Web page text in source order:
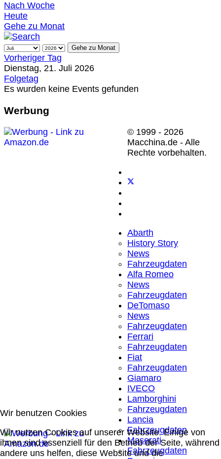
Nach Woche
Heute
Gehe zu Monat
Gehe zu Monat
Vorheriger Tag
Dienstag, 21. Juli 2026
Folgetag
Es wurden keine Events gefunden
Werbung
© 1999 - 2026
Macchina.de - Alle
Rechte vorbehalten.
Abarth
History Story
News
Fahrzeugdaten
Alfa Romeo
News
Fahrzeugdaten
DeTomaso
News
Fahrzeugdaten
Ferrari
Fahrzeugdaten
Fiat
Fahrzeugdaten
Giamaro
IVECO
Lamborghini
Fahrzeugdaten
Lancia
Fahrzeugdaten
Maserati
Fahrzeugdaten
Wir benutzen Cookies
Wir nutzen Cookies auf unserer Website. Einige von
ihnen sind essenziell für den Betrieb der Seite, während
andere uns helfen, diese Website und die